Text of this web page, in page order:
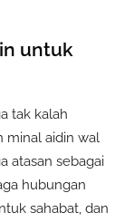
untuk
tak kalah
minal aidin wal
atasan sebagai
hubungan
sahabat, dan